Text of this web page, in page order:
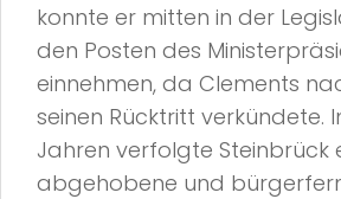
konnte er mitten in der
den Posten des
einnehmen, da Clements
seinen Rücktritt verkündete.
Jahren verfolgte Steinbrück
abgehobene und